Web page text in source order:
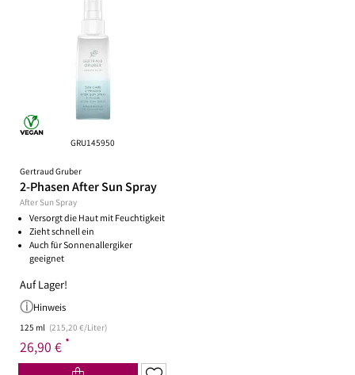
GRU145950
Gertraud Gruber
2-Phasen After Sun Spray
After Sun Spray
Versorgt die Haut mit Feuchtigkeit
Zieht schnell ein
Auch für Sonnenallergiker
geeignet
Auf Lager!
Hinweis
125 ml (215,20 €/Liter)
26,90 € *